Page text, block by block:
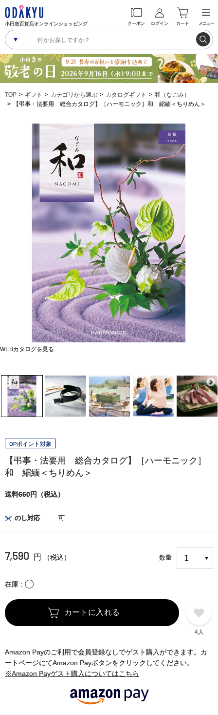
小田急百貨店オンラインショッピング クーポン ログイン カート メニュー
TOP ギフト カテゴリから選ぶ カタログギフト
和（なごみ）
【弔事・法要用 総合カタログ】［ハーモニック］和 縮緬＜ちりめん＞
WEBカタログを見る
OPポイント対象
【弔事・法要用 総合カタログ】［ハーモニック］
和 縮緬＜ちりめん＞
送料660円（税込）
のし対応 可
7,590 円 （税込） 数量
在庫 〇
カートに入れる
4人
Amazon Payのご利用で会員登録なしでゲスト購入ができます。カ
ートページにてAmazon Payボタンをクリックしてください。
※Amazon Payゲスト購入についてはこちら